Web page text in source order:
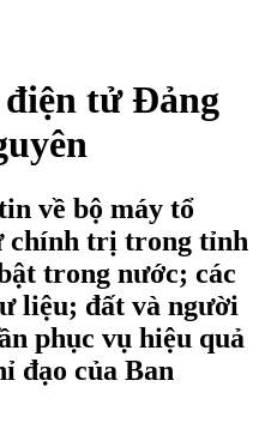
tử Đảng
về bộ máy tổ
chính trị trong tỉnh
trong nước; các
liệu; đất và người
phục vụ hiệu quả
đạo của Ban